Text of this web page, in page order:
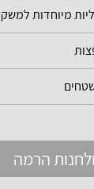
מיוחדות
הרמה